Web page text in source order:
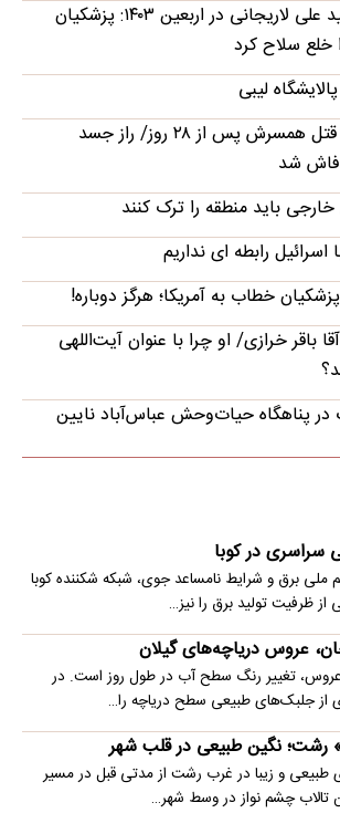
دست‌نوشته شهید علی لاریجانی در اربعین ۱۴۰۳: پزشکیان
خلع سلاح کرد
لیبی
اعتراف مردی به قتل همسرش پس از ۲۸ روز/ راز جسد
فاش شد
خارجی باید منطقه را ترک کنند
اسرائیل رابطه ای نداریم
خطاب به آمریکا؛ هرگز دوباره!
باقر خرازی/ او چرا با عنوان آیت‌اللهی
پناهگاه حیات‌وحش عباس‌آباد نایین
سراسری در کوبا
ملی برق و شرایط نامساعد جوی، شبکه شکننده کوبا
ظرفیت تولید برق را نیز…
عروس دریاچه‌های گیلان
تغییر رنگ سطح آب در طول روز است. در
از جلبک‌های طبیعی سطح دریاچه را…
رشت؛ نگین طبیعی در قلب شهر
طبیعی و زیبا در غرب رشت از مدتی قبل در مسیر
تالاب چشم نواز در وسط شهر…